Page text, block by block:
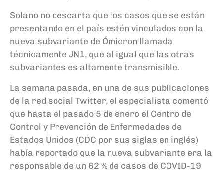
Solano no descarta que los casos que se están
presentando en el país estén vinculados con la
nueva subvariante de Ómicron llamada
técnicamente JN1, que al igual que las otras
subvariantes es altamente transmisible.
La semana pasada, en una de sus publicaciones
de la red social Twitter, el especialista comentó
que hasta el pasado 5 de enero el Centro de
Control y Prevención de Enfermedades de
Estados Unidos (CDC por sus siglas en inglés)
había reportado que la nueva subvariante era la
responsable de un 62 % de casos de COVID-19